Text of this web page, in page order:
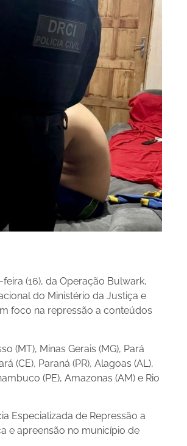
(16), da Operação Bulwark,
do Ministério da Justiça e
foco na repressão a conteúdos
(MT), Minas Gerais (MG), Pará
(CE), Paraná (PR), Alagoas (AL),
(PE), Amazonas (AM) e Rio
Especializada de Repressão a
e apreensão no município de